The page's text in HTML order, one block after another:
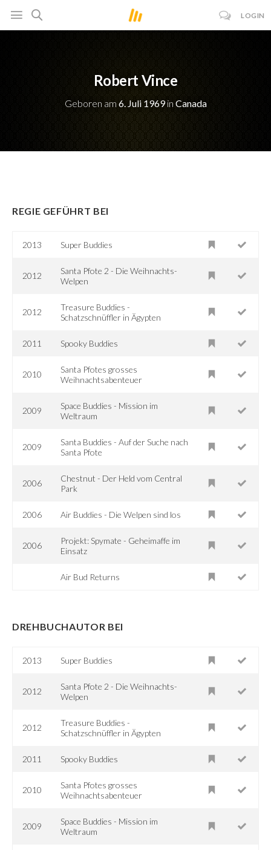
LOGIN
Robert Vince
Geboren am 6. Juli 1969in Canada
REGIE GEFÜHRT BEI
2013 Super Buddies
2012
Santa Pfote 2 - Die Weihnachts-
Welpen
2012
Treasure Buddies -
Schatzschnüffler in Ägypten
2011 Spooky Buddies
2010
Santa Pfotes grosses
Weihnachtsabenteuer
2009
Space Buddies - Mission im
Weltraum
2009
Santa Buddies - Auf der Suche nach
Santa Pfote
2006
Chestnut - Der Held vom Central
Park
2006 Air Buddies - Die Welpen sind los
2006
Projekt: Spymate - Geheimaffe im
Einsatz
Air Bud Returns
DREHBUCHAUTOR BEI
2013 Super Buddies
2012
Santa Pfote 2 - Die Weihnachts-
Welpen
2012
Treasure Buddies -
Schatzschnüffler in Ägypten
2011 Spooky Buddies
2010
Santa Pfotes grosses
Weihnachtsabenteuer
2009
Space Buddies - Mission im
Weltraum